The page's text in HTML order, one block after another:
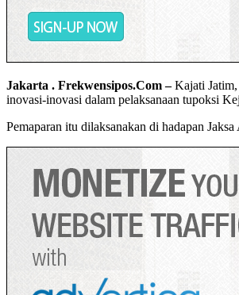
Jakarta . Frekwensipos.Com –Kajati
inovasi-inovasi dalam pelaksanaan tupoksi
Pemaparan itu dilaksanakan di hadapan